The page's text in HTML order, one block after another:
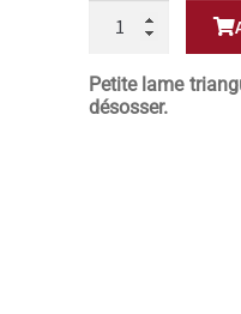
DAMAS
14,5CM
KASUMI
Petite lame
désosser.